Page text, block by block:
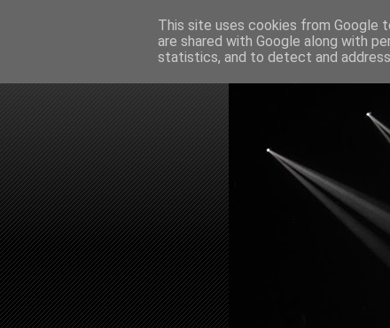
This site uses cookies from Google
are shared with Google along with
statistics, and to detect and